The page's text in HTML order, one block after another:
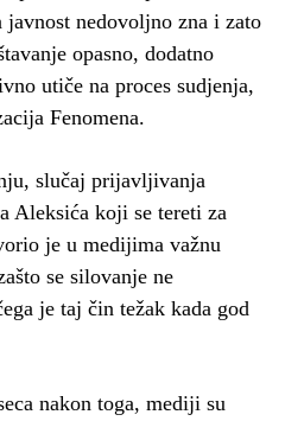
nedovoljno zna i zato
opasno, dodatno
utiče na proces sudjenja,
Fenomena.
slučaj prijavljivanja
Aleksića koji se tereti za
je u medijima važnu
se silovanje ne
je taj čin težak kada god
nakon toga, mediji su